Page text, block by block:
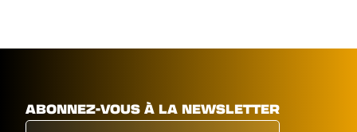
ABONNEZ-VOUS À LA NEWSLETTER